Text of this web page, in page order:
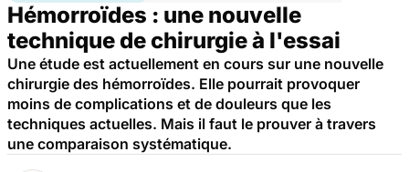
Hémorroïdes : une nouvelle
technique de chirurgie à l'essai
Une étude est actuellement en cours sur une nouvelle
chirurgie des hémorroïdes. Elle pourrait provoquer
moins de complications et de douleurs que les
techniques actuelles. Mais il faut le prouver à travers
une comparaison systématique.